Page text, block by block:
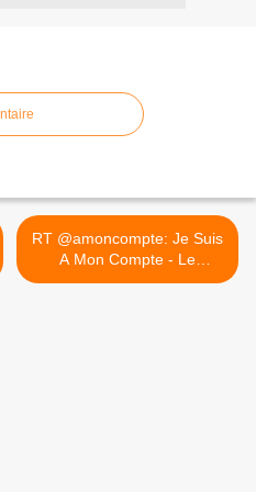
RT @amoncompte: Je Suis
A Mon Compte - Le
Journal... >